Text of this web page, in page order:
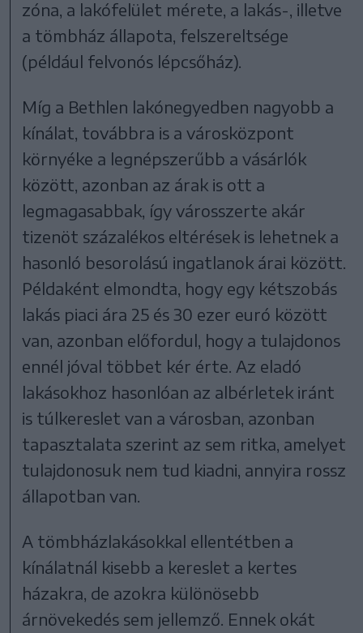
zóna, a lakófelület mérete, a lakás-, illetve
a tömbház állapota, felszereltsége
(például felvonós lépcsőház).
Míg a Bethlen lakónegyedben nagyobb a
kínálat, továbbra is a városközpont
környéke a legnépszerűbb a vásárlók
között, azonban az árak is ott a
legmagasabbak, így városszerte akár
tizenöt százalékos eltérések is lehetnek a
hasonló besorolású ingatlanok árai között.
Példaként elmondta, hogy egy kétszobás
lakás piaci ára 25 és 30 ezer euró között
van, azonban előfordul, hogy a tulajdonos
ennél jóval többet kér érte. Az eladó
lakásokhoz hasonlóan az albérletek iránt
is túlkereslet van a városban, azonban
tapasztalata szerint az sem ritka, amelyet
tulajdonosuk nem tud kiadni, annyira rossz
állapotban van.
A tömbházlakásokkal ellentétben a
kínálatnál kisebb a kereslet a kertes
házakra, de azokra különösebb
árnövekedés sem jellemző. Ennek okát